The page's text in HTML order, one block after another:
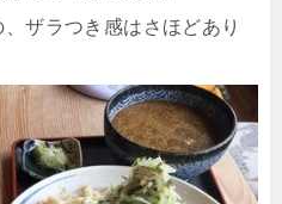
ザラつき感はさほどあり